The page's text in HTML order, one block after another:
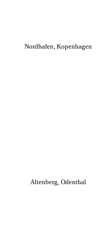
Nordhafen, Kopenhagen
Altenberg, Odenthal